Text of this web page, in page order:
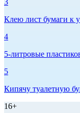
3
Клею лист бумаги к
4
5-литровые
5
Кипячу туалетную
16+